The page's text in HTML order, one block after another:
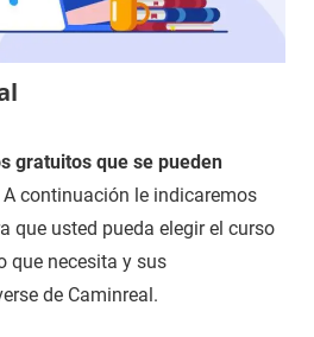
gratuitos que se pueden
A continuación le indicaremos
que usted pueda elegir el curso
que necesita y sus
de Caminreal.